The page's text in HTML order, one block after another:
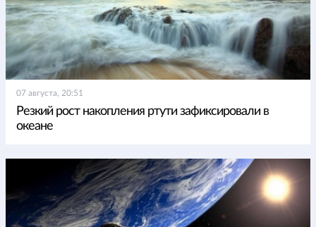
07 августа, 20:51
Резкий рост накопления ртути зафиксировали в
океане